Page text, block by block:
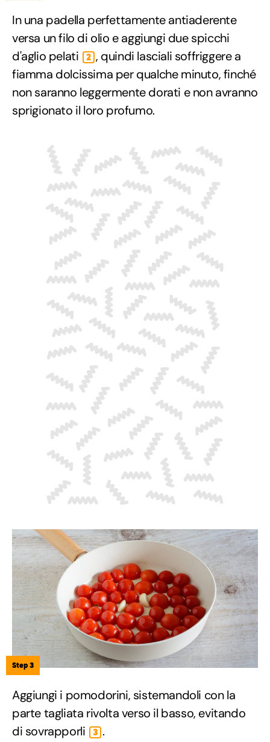
In una padella perfettamente antiaderente
versa un filo di olio e aggiungi due spicchi
d'aglio pelati
2 , quindi lasciali soffriggere a
fiamma dolcissima per qualche minuto, finché
non saranno leggermente dorati e non avranno
sprigionato il loro profumo.
Step 3
Aggiungi i pomodorini, sistemandoli con la
parte tagliata rivolta verso il basso, evitando
di sovrapporli
3 .